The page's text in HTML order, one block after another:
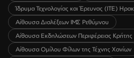
Ίδρυμα Τεχνολογίας και Έρευνας (ΙΤΕ)
Αίθουσα Διαλέξεων ΙΜΣ Ρεθύμνου
Αίθουσα Εκδηλώσεων Περιφέρειας Κρήτης
Αίθουσα Ομίλου Φίλων της Τέχνης Χανίων